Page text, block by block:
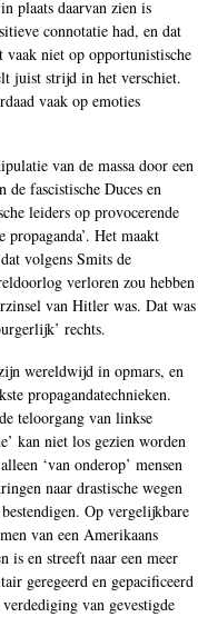
plaats daarvan zien is
connotatie had, en dat
niet op opportunistische
juist strijd in het verschiet.
vaak op emoties
van de massa door een
fascistische Duces en
leiders op provocerende
Het maakt
volgens Smits de
verloren zou hebben
van Hitler was. Dat was
rechts.
wereldwijd in opmars, en
propagandatechnieken.
teloorgang van linkse
kan niet los gezien worden
‘van onderop’ mensen
naar drastische wegen
Op vergelijkbare
van een Amerikaans
is en streeft naar een meer
geregeerd en gepacificeerd
van gevestigde